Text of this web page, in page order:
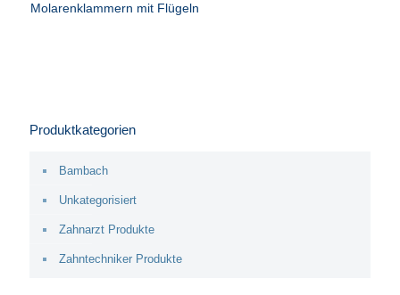
Molarenklammern mit Flügeln
Produktkategorien
Bambach
Unkategorisiert
Zahnarzt Produkte
Zahntechniker Produkte